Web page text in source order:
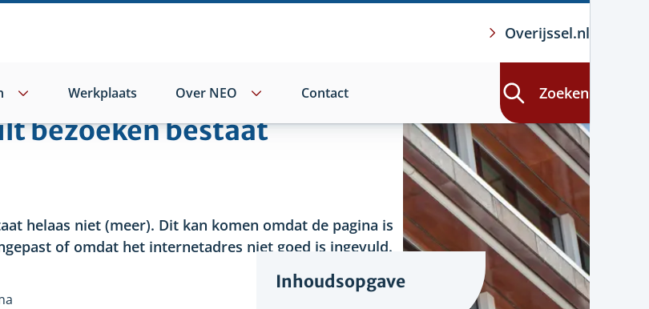
Overijssel.nl
Werkplaats Over NEO Contact Zoeken
bezoeken bestaat
helaas niet (meer). Dit kan komen omdat de pagina is
of omdat het internetadres niet goed is ingevuld.
Inhoudsopgave